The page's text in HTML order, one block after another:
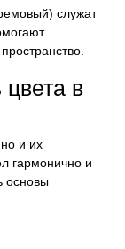
служат
цвета в
и их
гармонично и
основы